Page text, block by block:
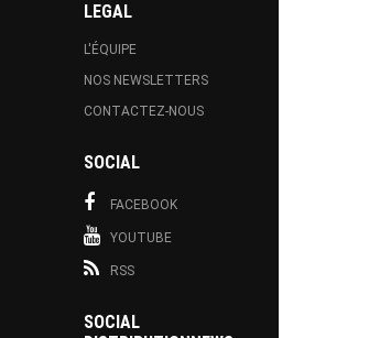
LEGAL
L'ÉQUIPE
NOS NEWSLETTERS
CONTACTEZ-NOUS
SOCIAL
FACEBOOK
YOUTUBE
RSS
SOCIAL